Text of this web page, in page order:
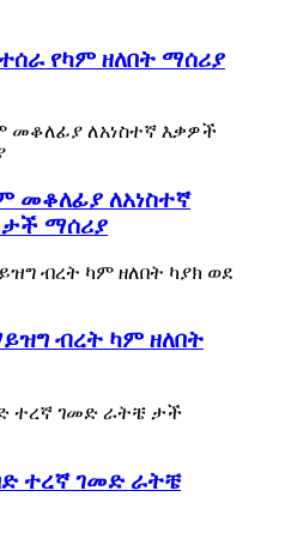
የካም ዘለበት ማሰሪያ
መቆለፊያ ለአነስተኛ
ማሰሪያ
ብረት ካም ዘለበት
ተረኛ ገመድ ራትቼ